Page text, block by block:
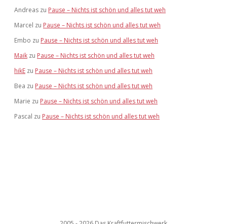
Andreas zu Pause – Nichts ist schön und alles tut weh
Marcel zu Pause – Nichts ist schön und alles tut weh
Embo zu Pause – Nichts ist schön und alles tut weh
Maik zu Pause – Nichts ist schön und alles tut weh
hikE zu Pause – Nichts ist schön und alles tut weh
Bea zu Pause – Nichts ist schön und alles tut weh
Marie zu Pause – Nichts ist schön und alles tut weh
Pascal zu Pause – Nichts ist schön und alles tut weh